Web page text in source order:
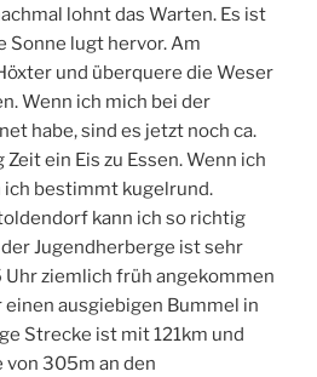
lohnt das Warten. Es ist
Sonne lugt hervor. Am
und überquere die Weser
Wenn ich mich bei der
habe, sind es jetzt noch ca.
ein Eis zu Essen. Wenn ich
ich bestimmt kugelrund.
kann ich so richtig
Jugendherberge ist sehr
Uhr ziemlich früh angekommen
ausgiebigen Bummel in
Strecke ist mit 121km und
von 305m an den